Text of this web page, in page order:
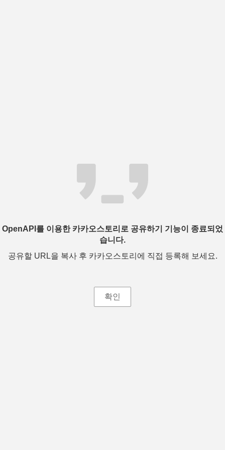
OpenAPI를 이용한 카카오스토리로 공유하기 기능이 종료되었
습니다.
공유할 URL을 복사 후 카카오스토리에 직접 등록해 보세요.
확인